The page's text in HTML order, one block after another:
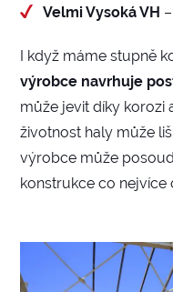
Velmi Vysoká VH
I když máme stupně
výrobce navrhuje
může jevit díky korozi
životnost haly může
výrobce může
konstrukce co nejvíce